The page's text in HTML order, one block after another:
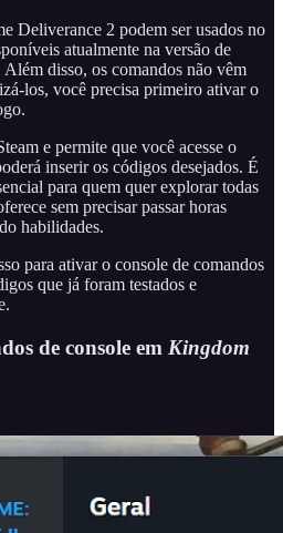
Deliverance 2 podem ser usados no
atualmente na versão de
disso, os comandos não vêm
los, você precisa primeiro ativar o
e permite que você acesse o
inserir os códigos desejados. É
para quem quer explorar todas
sem precisar passar horas
habilidades.
para ativar o console de comandos
que já foram testados e
de console em Kingdom